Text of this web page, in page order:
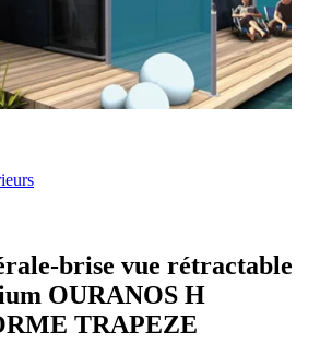
brise vue rétractable
OURANOS H
TRAPEZE